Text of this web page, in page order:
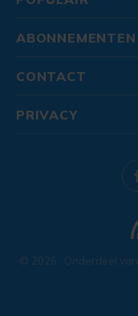
ABONNEMENTEN
CONTACT
© 2026 . Onderdeel van
PRIVACY